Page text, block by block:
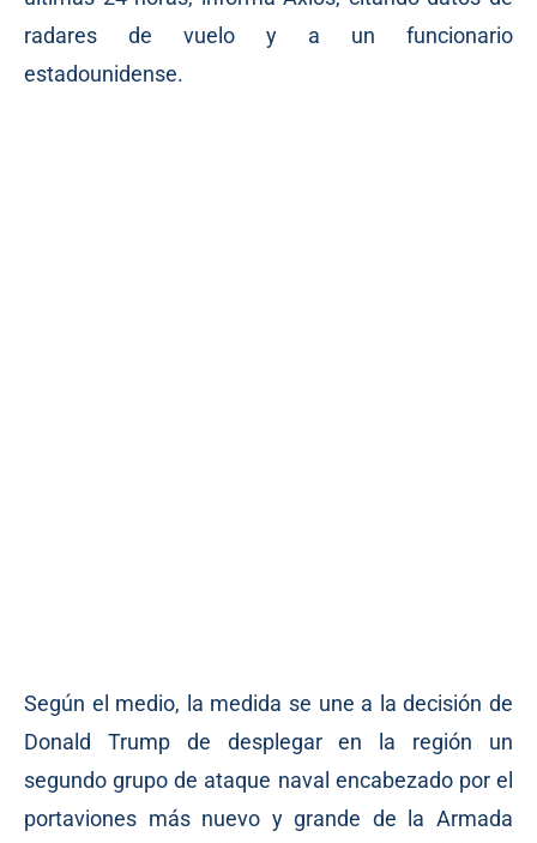
radares de vuelo y a un funcionario
estadounidense.
Según el medio, la medida se une a la decisión de
Donald Trump de desplegar en la región un
segundo grupo de ataque naval encabezado por el
portaviones más nuevo y grande de la Armada